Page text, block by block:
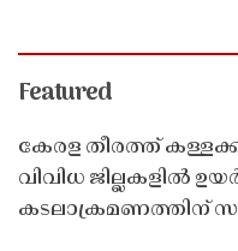
Featured
കേരള തീരത്ത്
വിവിധ ജില്ലകളിൽ
കടലാക്രമണത്തിന്